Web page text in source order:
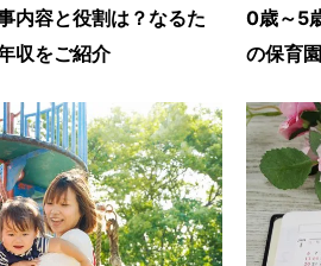
内容と役割は？なるた
収をご紹介
0歳～5
の保育